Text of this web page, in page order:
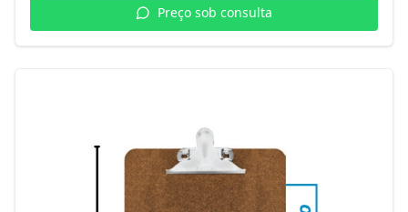
Preço sob consulta